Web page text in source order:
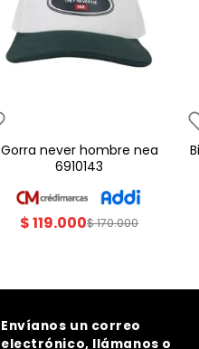
gorra never hombre nea
6910143
$119.000$170.000
billetera hombre americanino
Envíanos un correo
electrónico, llámanos o